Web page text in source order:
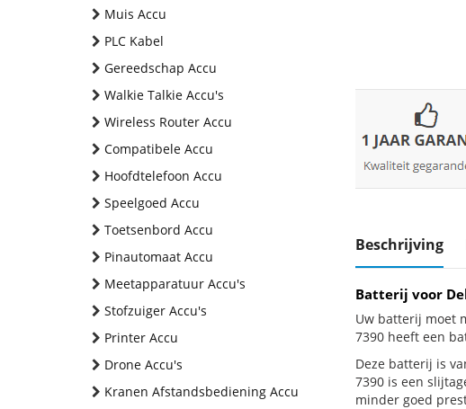
Muis Accu
PLC Kabel
Gereedschap Accu
Walkie Talkie Accu's
Wireless Router Accu
Compatibele Accu
Hoofdtelefoon Accu
Speelgoed Accu
Toetsenbord Accu
Pinautomaat Accu
Meetapparatuur Accu's
Stofzuiger Accu's
Printer Accu
Drone Accu's
Kranen Afstandsbediening Accu
Beschrijving
Batterij voor
Uw batterij moet
7390 heeft een
Deze batterij is
7390 is een
minder goed